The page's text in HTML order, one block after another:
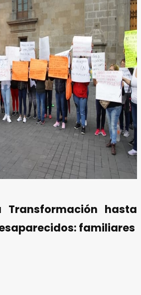
Transformación hasta
familiares